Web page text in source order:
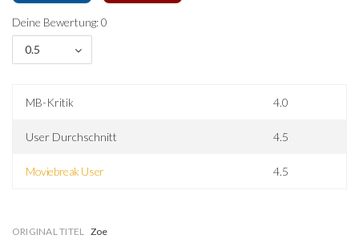
Deine Bewertung: 0
0.5
MB-Kritik 4.0
User Durchschnitt 4.5
Moviebreak User 4.5
ORIGINAL TITEL Zoe